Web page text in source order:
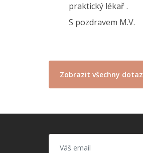
praktický lékař .
S pozdravem M.V.
Zobrazit všechny